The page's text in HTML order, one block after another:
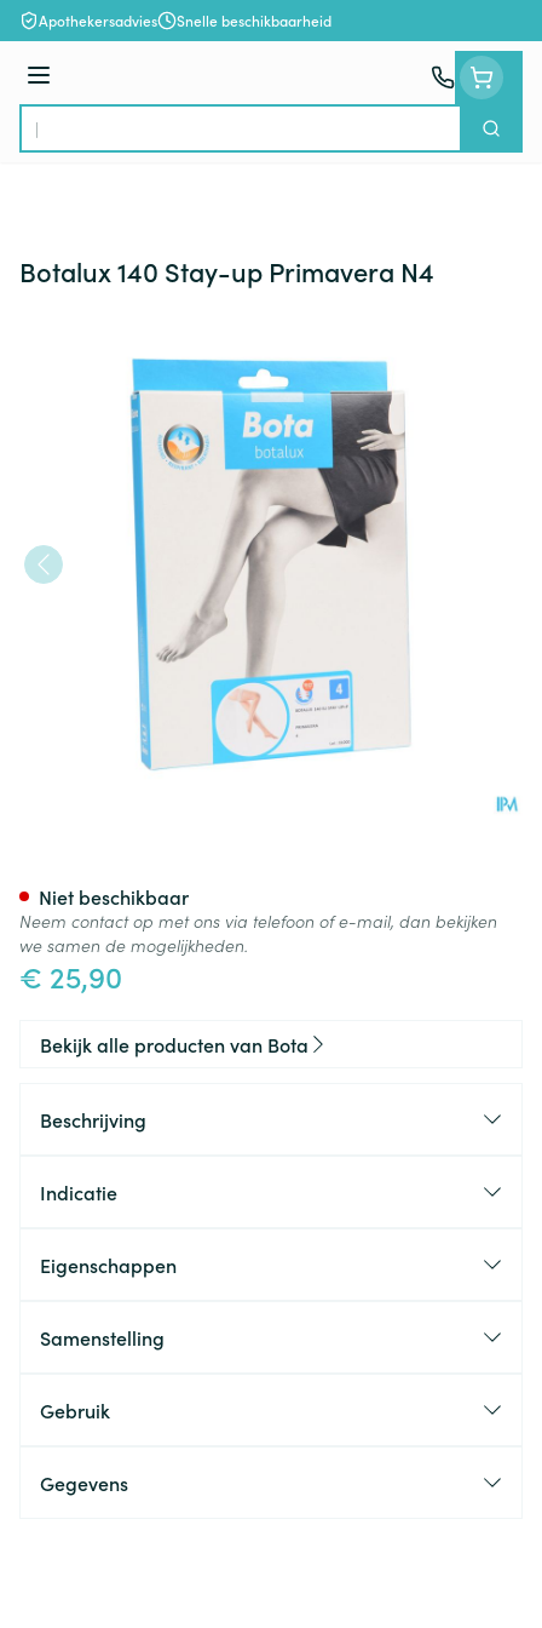
Ga naar de inhoud
Apothekersadvies Snelle beschikbaarheid
Menu
Product, merk, categorie...
Zoek
Botalux 140 Stay-up Primavera N4
€ 25,90
Niet beschikbaar
Neem contact op met ons via telefoon of e-mail, dan bekijken
we samen de mogelijkheden.
Bekijk alle producten van Bota
Beschrijving
Indicatie
Eigenschappen
Samenstelling
Gebruik
Gegevens